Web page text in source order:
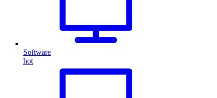
Software
hot